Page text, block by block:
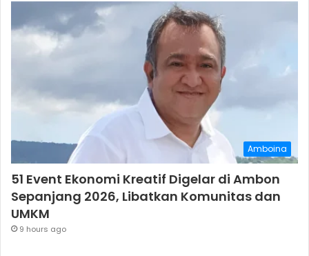
Amboina
51 Event Ekonomi Kreatif Digelar di Ambon
Sepanjang 2026, Libatkan Komunitas dan
UMKM
9 hours ago